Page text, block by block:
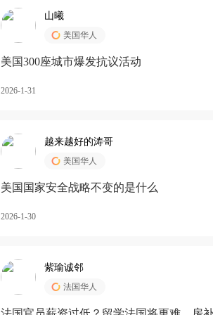
山曦
美国华人
美国300座城市爆发抗议活动
2026-1-31
越来越好的涛哥
美国华人
美国国家安全战略不变的是什么
2026-1-30
紫瑜诚邻
法国华人